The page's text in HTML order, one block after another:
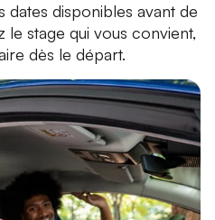
dates disponibles avant de
le stage qui vous convient,
dès le départ.